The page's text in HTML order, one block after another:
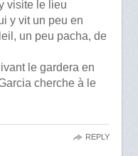
visite le lieu
y vit un peu en
un peu pacha, de
le gardera en
cherche à le
REPLY